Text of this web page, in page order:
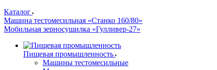
Каталог
Машина тестомесильная «Станко 160/80»
Мобильная зерносушилка «Гулливер-27»
Пищевая промышленность
Машины тестомесильные